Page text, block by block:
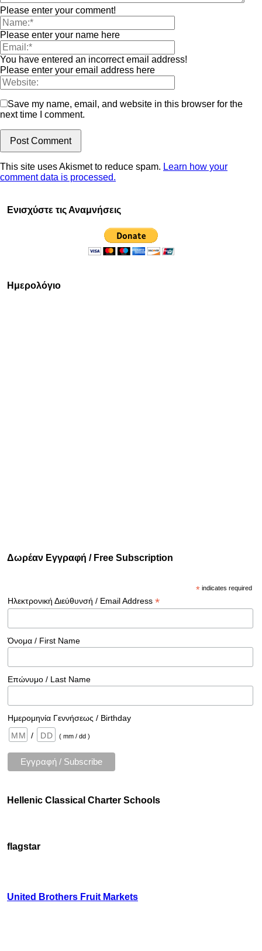
Please enter your comment!
Please enter your name here
You have entered an incorrect email address!
Please enter your email address here
Save my name, email, and website in this browser for the
next time I comment.
This site uses Akismet to reduce spam. Learn how your
comment data is processed.
Ενισχύστε τις Αναμνήσεις
Ημερολόγιο
Δωρέαν Εγγραφή / Free Subscription
*indicates required
Ηλεκτρονική Διεύθυνσή / Email Address*
Όνομα / First Name
Επώνυμο / Last Name
Ημερομηνία Γεννήσεως / Birthday
/
( mm / dd )
Hellenic Classical Charter Schools
flagstar
United Brothers Fruit Markets